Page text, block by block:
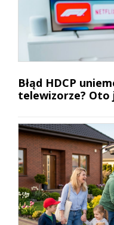
Błąd HDCP
telewizorze?